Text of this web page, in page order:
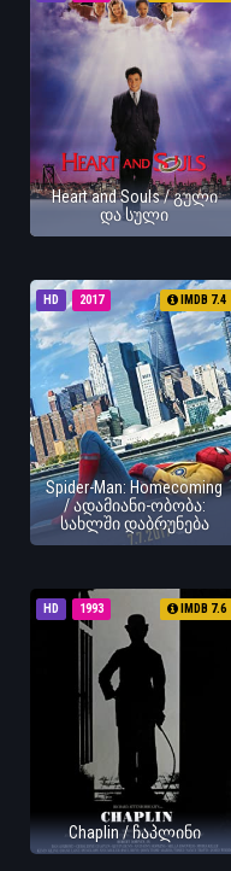
Heart and Souls / გული
და სული
HD 2017 IMDB 7.4
Spider-Man: Homecoming
/ ადამიანი-ობობა:
სახლში დაბრუნება
HD 1993 IMDB 7.6
Chaplin / ჩაპლინი